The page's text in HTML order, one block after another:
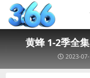
黄蜂 1-2季全
2023-